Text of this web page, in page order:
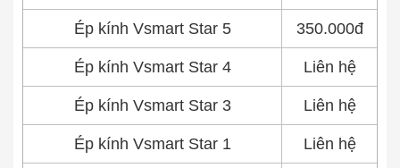
Ép kính Vsmart Star 5 350.000đ
Ép kính Vsmart Star 4 Liên hệ
Ép kính Vsmart Star 3 Liên hệ
Ép kính Vsmart Star 1 Liên hệ